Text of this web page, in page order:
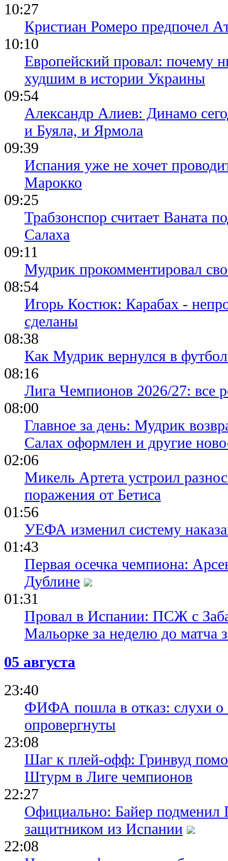
10:27
Кристиан Ромеро предпочел
10:10
Европейский провал: почему
худшим в истории Украины
09:54
Александр Алиев: Динамо
и Буяла, и Ярмола
09:39
Испания уже не хочет
Марокко
09:25
Трабзонспор считает Ваната
Салаха
09:11
Мудрик прокомментировал
08:54
Игорь Костюк: Карабах -
сделаны
08:38
Как Мудрик вернулся в
08:16
Лига Чемпионов 2026/27: все
08:00
Главное за день: Мудрик
Салах оформлен и другие
02:06
Микель Артета устроил
поражения от Бетиса
01:56
УЕФА изменил систему
01:43
Первая осечка чемпиона:
Дублине
01:31
Провал в Испании: ПСЖ с
Мальорке за неделю до матча
05 августа
23:40
ФИФА пошла в отказ: слухи
опровергнуты
23:08
Шаг к плей-офф: Гринвуд
Штурм в Лиге чемпионов
22:27
Официально: Байер подменил
защитником из Испании
22:08